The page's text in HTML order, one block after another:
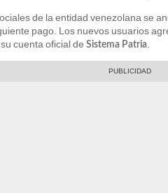
de la entidad venezolana se
pago. Los nuevos usuarios
cuenta oficial de Sistema Patria